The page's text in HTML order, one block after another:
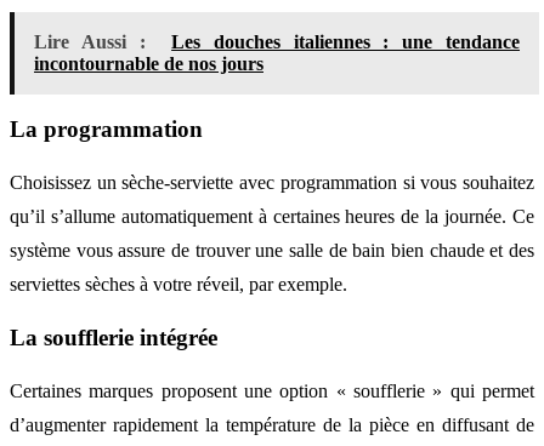
Lire Aussi :
Les douches italiennes : une tendance
incontournable de nos jours
La programmation
Choisissez un sèche-serviette avec programmation si vous souhaitez
qu’il s’allume automatiquement à certaines heures de la journée. Ce
système vous assure de trouver une salle de bain bien chaude et des
serviettes sèches à votre réveil, par exemple.
La soufflerie intégrée
Certaines marques proposent une option « soufflerie » qui permet
d’augmenter rapidement la température de la pièce en diffusant de